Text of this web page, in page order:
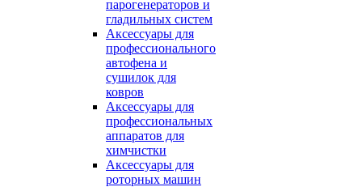
парогенераторов и
гладильных систем
Аксессуары для
профессионального
автофена и
сушилок для
ковров
Аксессуары для
профессиональных
аппаратов для
химчистки
Аксессуары для
роторных машин